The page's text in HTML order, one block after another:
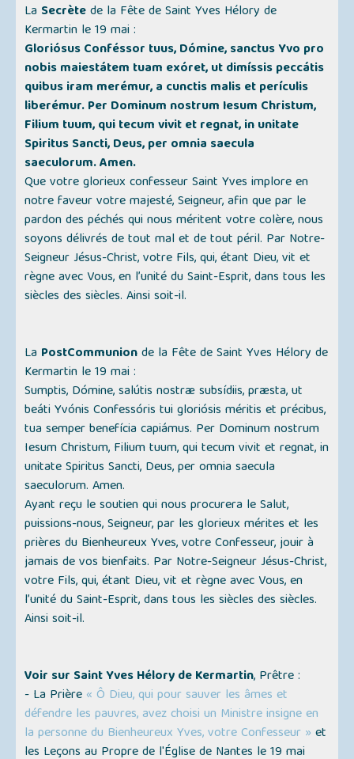
La Secrètede la Fête de Saint Yves Hélory de
Kermartin le 19 mai :
Gloriósus Conféssor tuus, Dómine, sanctus Yvo pro
nobis maiestátem tuam exóret, ut dimíssis peccátis
quibus iram merémur, a cunctis malis et perículis
liberémur. Per Dominum nostrum Iesum Christum,
Filium tuum, qui tecum vivit et regnat, in unitate
Spiritus Sancti, Deus, per omnia saecula
saeculorum. Amen.
Que votre glorieux confesseur Saint Yves implore en
notre faveur votre majesté, Seigneur, afin que par le
pardon des péchés qui nous méritent votre colère, nous
soyons délivrés de tout mal et de tout péril. Par Notre-
Seigneur Jésus-Christ, votre Fils, qui, étant Dieu, vit et
règne avec Vous, en l’unité du Saint-Esprit, dans tous les
siècles des siècles. Ainsi soit-il.
La PostCommunionde la Fête de Saint Yves Hélory de
Kermartin le 19 mai :
Sumptis, Dómine, salútis nostræ subsídiis, præsta, ut
beáti Yvónis Confessóris tui gloriósis méritis et précibus,
tua semper benefícia capiámus. Per Dominum nostrum
Iesum Christum, Filium tuum, qui tecum vivit et regnat, in
unitate Spiritus Sancti, Deus, per omnia saecula
saeculorum. Amen.
Ayant reçu le soutien qui nous procurera le Salut,
puissions-nous, Seigneur, par les glorieux mérites et les
prières du Bienheureux Yves, votre Confesseur, jouir à
jamais de vos bienfaits. Par Notre-Seigneur Jésus-Christ,
votre Fils, qui, étant Dieu, vit et règne avec Vous, en
l’unité du Saint-Esprit, dans tous les siècles des siècles.
Ainsi soit-il.
Voir sur Saint Yves Hélory de Kermartin, Prêtre :
- La Prière « Ô Dieu, qui pour sauver les âmes et
défendre les pauvres, avez choisi un Ministre insigne en
la personne du Bienheureux Yves, votre Confesseur » et
les Leçons au Propre de l'Église de Nantes le 19 mai